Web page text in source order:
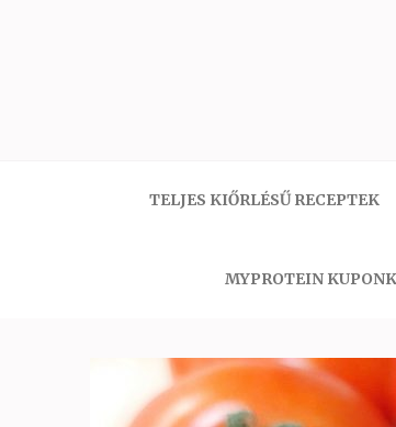
TELJES KIŐRLÉSŰ RECEPTEK
MYPROTEIN